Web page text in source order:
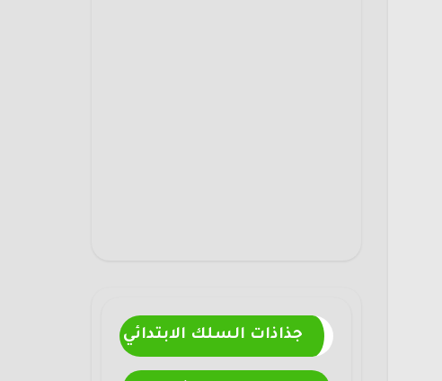
جذاذات السلك الابتدائي